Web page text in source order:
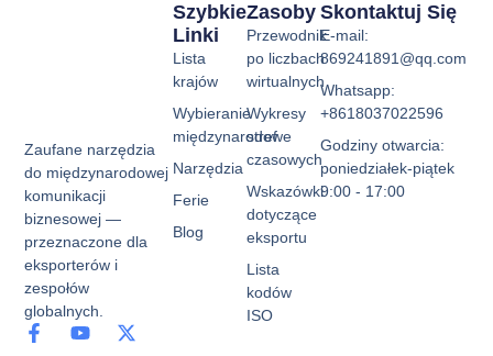
Zaufane narzędzia
do międzynarodowej
komunikacji
biznesowej —
przeznaczone dla
eksporterów i
zespołów
globalnych.
Zasoby
Przewodnik
po liczbach
wirtualnych
Wykresy
stref
czasowych
Wskazówki
dotyczące
eksportu
Lista
kodów
ISO
Szybkie
Linki
Lista
krajów
Wybieranie
międzynarodowe
Narzędzia
Ferie
Blog
Skontaktuj Się
E-mail:
869241891@qq.com
Whatsapp:
+8618037022596
Godziny otwarcia:
poniedziałek-piątek
9:00 - 17:00